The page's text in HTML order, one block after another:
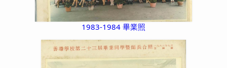
1983-1984 畢業照